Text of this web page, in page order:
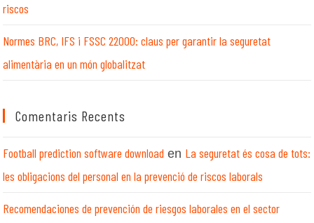
riscos
Normes BRC, IFS i FSSC 22000: claus per garantir la seguretat
alimentària en un món globalitzat
Comentaris Recents
Football prediction software download en La seguretat és cosa de tots:
les obligacions del personal en la prevenció de riscos laborals
Recomendaciones de prevención de riesgos laborales en el sector